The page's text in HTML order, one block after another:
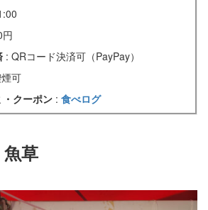
: QRコード決済可（PayPay）
可
クーポン : 食べログ
魚草